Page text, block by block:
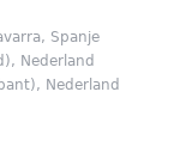
Spanje
Nederland
Nederland